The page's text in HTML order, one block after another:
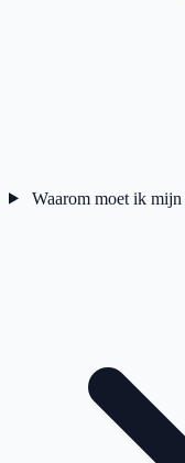
Waarom moet ik